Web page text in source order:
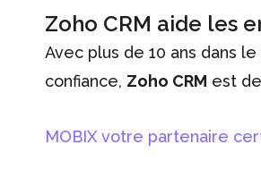
Zoho CRM aide les
Avec plus de 10 ans dans
confiance, Zoho CRM est
MOBIX votre partenaire